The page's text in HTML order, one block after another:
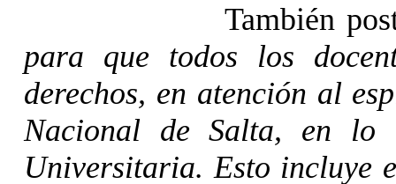
También
para que todos los
derechos, en atención al
Nacional de Salta, en lo
Universitaria. Esto incluye